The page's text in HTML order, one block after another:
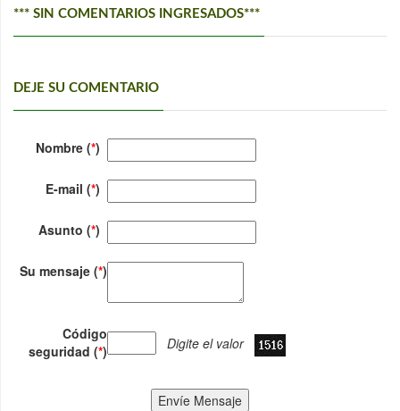
*** SIN COMENTARIOS INGRESADOS***
DEJE SU COMENTARIO
Nombre (*)
E-mail (*)
Asunto (*)
Su mensaje (*)
Código
seguridad (*) Digite el valor
Envíe Mensaje